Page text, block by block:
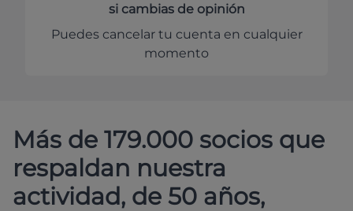
si cambias de opinión
Puedes cancelar tu cuenta en cualquier
momento
Más de 179.000 socios que
respaldan nuestra
actividad, de 50 años,